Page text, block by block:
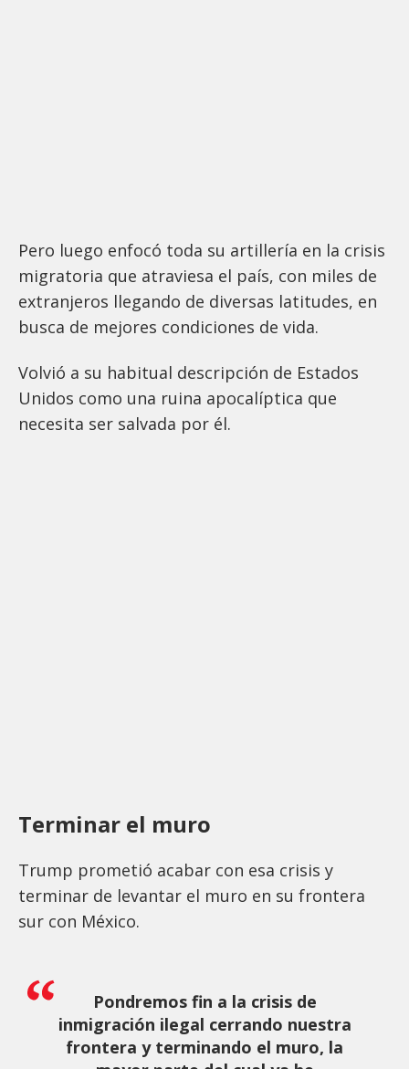
Pero luego enfocó toda su artillería en la crisis
migratoria que atraviesa el país, con miles de
extranjeros llegando de diversas latitudes, en
busca de mejores condiciones de vida.
Volvió a su habitual descripción de Estados
Unidos como una ruina apocalíptica que
necesita ser salvada por él.
Terminar el muro
Trump prometió acabar con esa crisis y
terminar de levantar el muro en su frontera
sur con México.
Pondremos fin a la crisis de
inmigración ilegal cerrando nuestra
frontera y terminando el muro, la